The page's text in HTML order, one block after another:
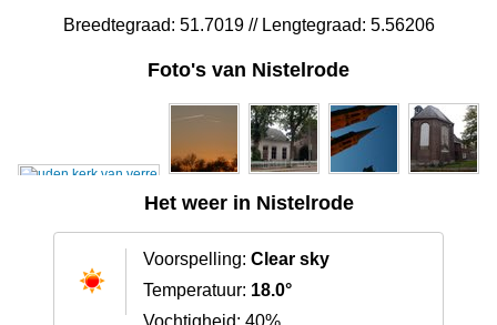
Breedtegraad: 51.7019 // Lengtegraad: 5.56206
Foto's van Nistelrode
Het weer in Nistelrode
Voorspelling: Clear sky
Temperatuur: 18.0°